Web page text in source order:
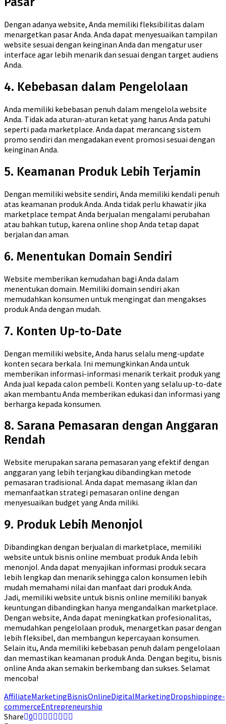
Dengan adanya website, Anda memiliki fleksibilitas dalam
menargetkan pasar Anda. Anda dapat menyesuaikan tampilan
website sesuai dengan keinginan Anda dan mengatur user
interface agar lebih menarik dan sesuai dengan target audiens
Anda.
4. Kebebasan dalam Pengelolaan
Anda memiliki kebebasan penuh dalam mengelola website
Anda. Tidak ada aturan-aturan ketat yang harus Anda patuhi
seperti pada marketplace. Anda dapat merancang sistem
promo sendiri dan mengadakan event promosi sesuai dengan
keinginan Anda.
5. Keamanan Produk Lebih Terjamin
Dengan memiliki website sendiri, Anda memiliki kendali penuh
atas keamanan produk Anda. Anda tidak perlu khawatir jika
marketplace tempat Anda berjualan mengalami perubahan
atau bahkan tutup, karena online shop Anda tetap dapat
berjalan dan aman.
6. Menentukan Domain Sendiri
Website memberikan kemudahan bagi Anda dalam
menentukan domain. Memiliki domain sendiri akan
memudahkan konsumen untuk mengingat dan mengakses
produk Anda dengan mudah.
7. Konten Up-to-Date
Dengan memiliki website, Anda harus selalu meng-update
konten secara berkala. Ini memungkinkan Anda untuk
memberikan informasi-informasi menarik terkait produk yang
Anda jual kepada calon pembeli. Konten yang selalu up-to-date
akan membantu Anda memberikan edukasi dan informasi yang
berharga kepada konsumen.
8. Sarana Pemasaran dengan Anggaran
Rendah
Website merupakan sarana pemasaran yang efektif dengan
anggaran yang lebih terjangkau dibandingkan metode
pemasaran tradisional. Anda dapat memasang iklan dan
memanfaatkan strategi pemasaran online dengan
menyesuaikan budget yang Anda miliki.
9. Produk Lebih Menonjol
Dibandingkan dengan berjualan di marketplace, memiliki
website untuk bisnis online membuat produk Anda lebih
menonjol. Anda dapat menyajikan informasi produk secara
lebih lengkap dan menarik sehingga calon konsumen lebih
mudah memahami nilai dan manfaat dari produk Anda.
Jadi, memiliki website untuk bisnis online memiliki banyak
keuntungan dibandingkan hanya mengandalkan marketplace.
Dengan website, Anda dapat meningkatkan profesionalitas,
memudahkan pengelolaan produk, menargetkan pasar dengan
lebih fleksibel, dan membangun kepercayaan konsumen.
Selain itu, Anda memiliki kebebasan penuh dalam pengelolaan
dan memastikan keamanan produk Anda. Dengan begitu, bisnis
online Anda akan semakin berkembang dan sukses. Selamat
mencoba!
AffiliateMarketingBisnisOnlineDigitalMarketingDropshippinge-
commerceEntrepreneurship
Share 0